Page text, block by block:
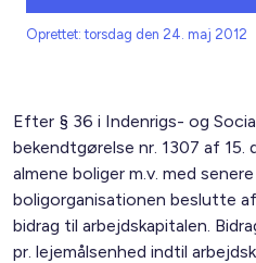
Oprettet: torsdag den 24. maj 2012
Efter § 36 i Indenrigs- og
bekendtgørelse nr. 1307 af
almene boliger m.v. med
boligorganisationen beslutte
bidrag til arbejdskapitalen.
pr. lejemålsenhed indtil